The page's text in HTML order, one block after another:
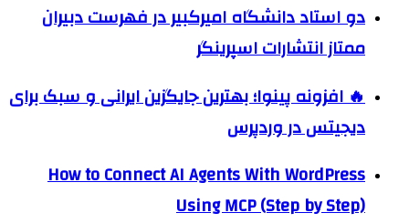
دو استاد دانشگاه امیرکبیر در فهرست دبیران
ممتاز انتشارات اسپرینگر
🔥 افزونه پینوا؛ بهترین جایگزین ایرانی و سبک برای
دیجیتس در وردپرس
How to Connect AI Agents With WordPress
Using MCP (Step by Step)